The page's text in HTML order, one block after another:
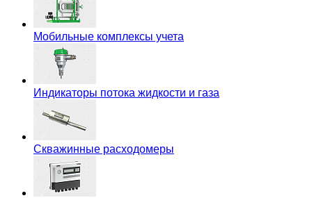
Мобильные комплексы учета
Индикаторы потока жидкости и газа
Скважинные расходомеры